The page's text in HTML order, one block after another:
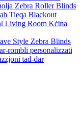
Zebra Roller Blinds
Tieqa Blackout
Living Room Kċina
Style Zebra Blinds
rombli personalizzati
tad-dar